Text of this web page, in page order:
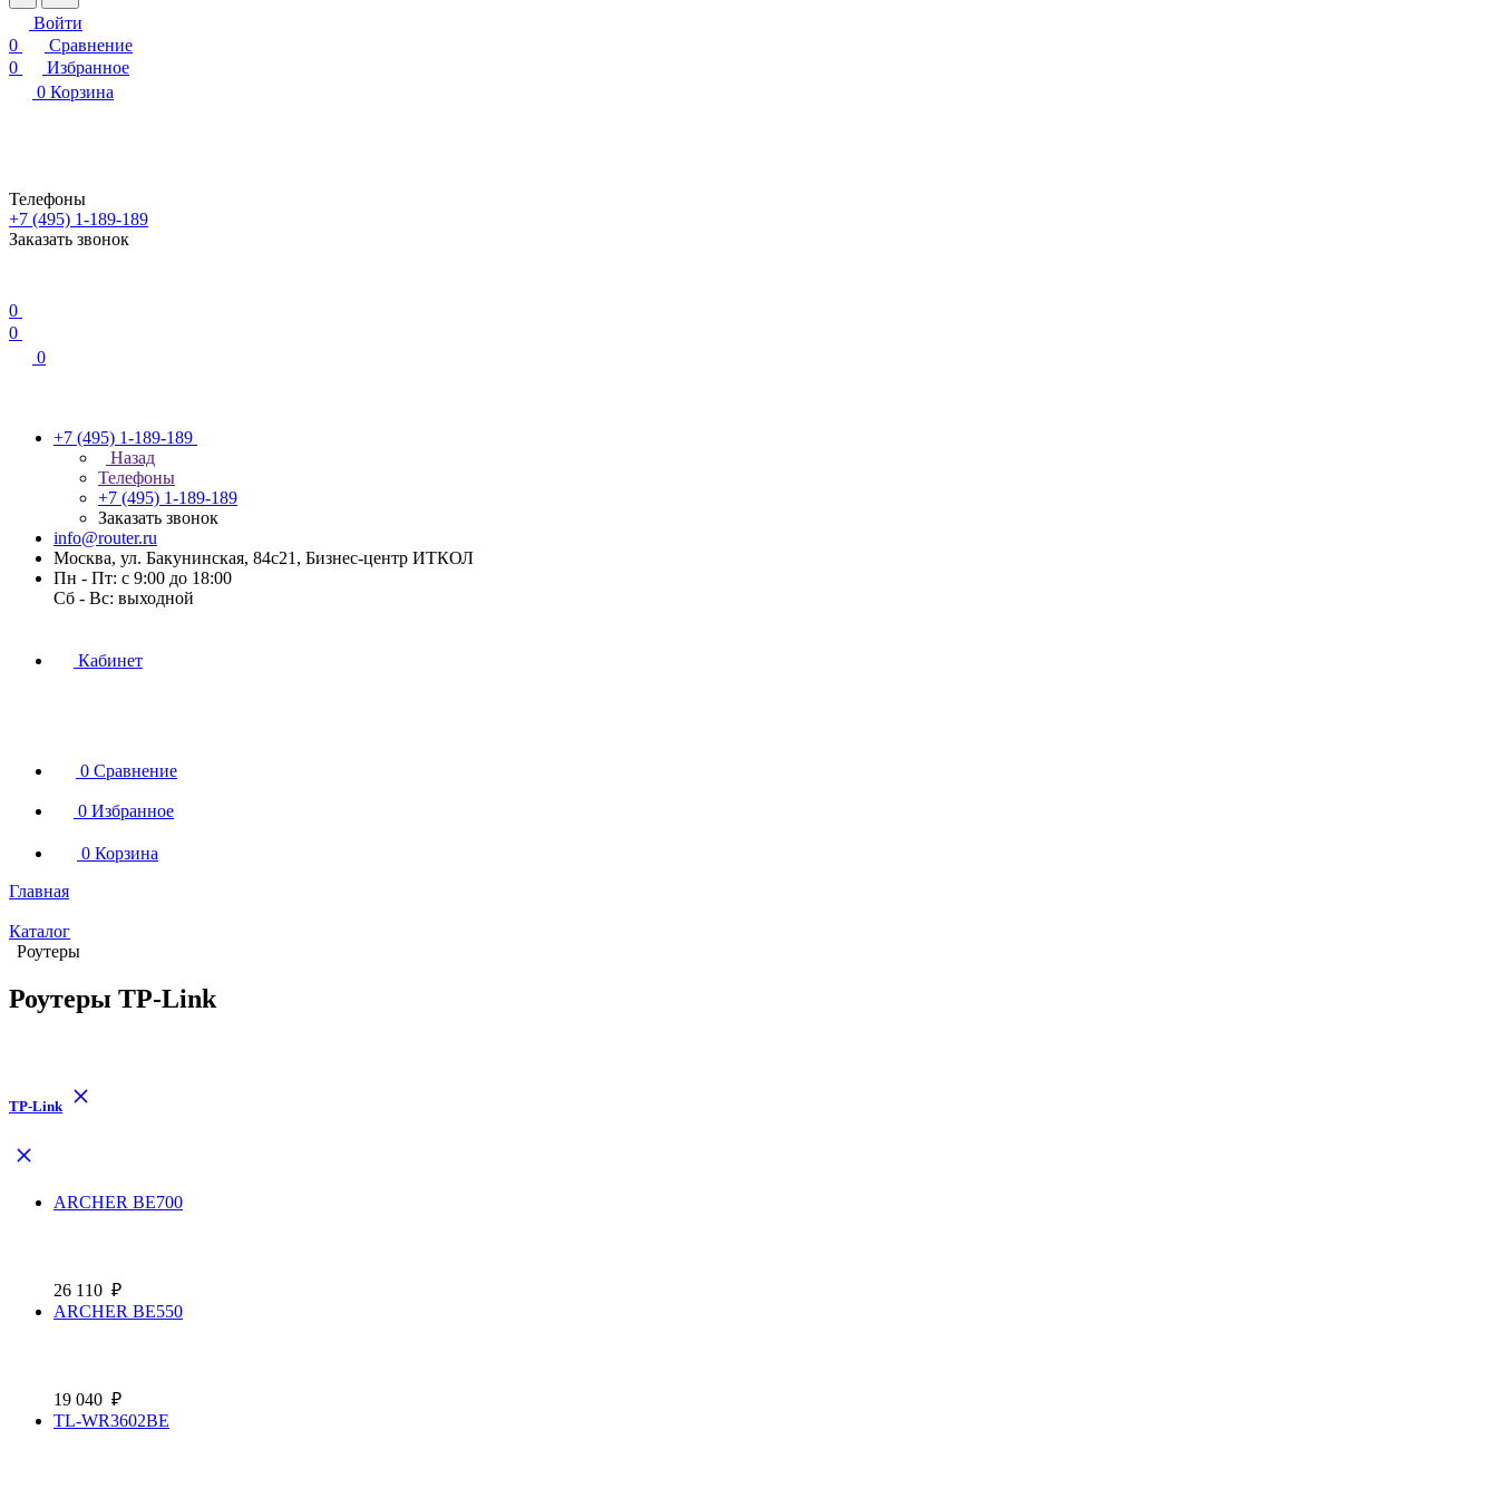
Войти
0
Сравнение
0
Избранное
0 Корзина
Телефоны
+7 (495) 1-189-189
Заказать звонок
0
0
0
+7 (495) 1-189-189
Назад
Телефоны
+7 (495) 1-189-189
Заказать звонок
info@router.ru
Москва, ул. Бакунинская, 84с21, Бизнес-центр ИТКОЛ
Пн - Пт: с 9:00 до 18:00
Cб - Вс: выходной
Кабинет
0 Сравнение
0 Избранное
0 Корзина
Главная
Каталог
Роутеры
Роутеры TP-Link
TP-Link
ARCHER BE700
26 110 ₽
ARCHER BE550
19 040 ₽
TL-WR3602BE